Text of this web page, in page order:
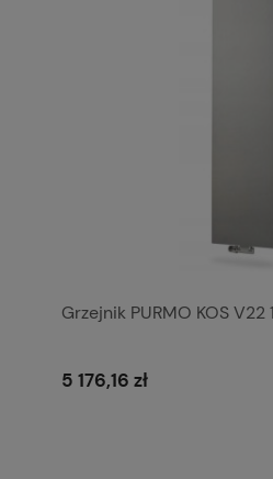
Grzejnik PURMO KOS
5 176,16 zł